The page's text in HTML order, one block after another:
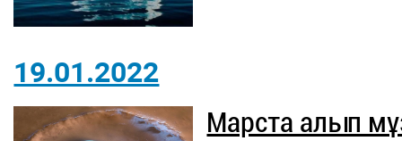
19.01.2022
Марста алып